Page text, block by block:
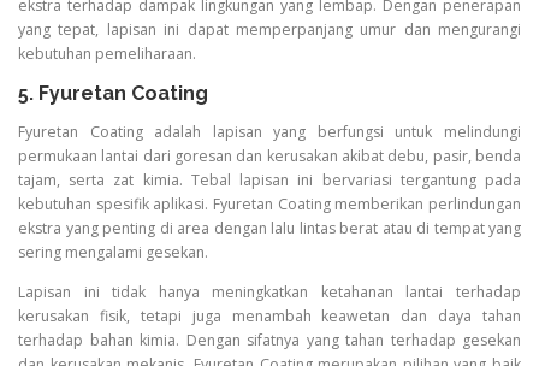
ekstra terhadap dampak lingkungan yang lembap. Dengan penerapan
yang tepat, lapisan ini dapat memperpanjang umur dan mengurangi
kebutuhan pemeliharaan.
5. Fyuretan Coating
Fyuretan Coating adalah lapisan yang berfungsi untuk melindungi
permukaan lantai dari goresan dan kerusakan akibat debu, pasir, benda
tajam, serta zat kimia. Tebal lapisan ini bervariasi tergantung pada
kebutuhan spesifik aplikasi. Fyuretan Coating memberikan perlindungan
ekstra yang penting di area dengan lalu lintas berat atau di tempat yang
sering mengalami gesekan.
Lapisan ini tidak hanya meningkatkan ketahanan lantai terhadap
kerusakan fisik, tetapi juga menambah keawetan dan daya tahan
terhadap bahan kimia. Dengan sifatnya yang tahan terhadap gesekan